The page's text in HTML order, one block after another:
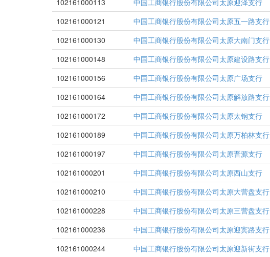
102161000113
中国工商银行股份有限公司太原迎泽支行
102161000121
中国工商银行股份有限公司太原五一路支行
102161000130
中国工商银行股份有限公司太原大南门支行
102161000148
中国工商银行股份有限公司太原建设路支行
102161000156
中国工商银行股份有限公司太原广场支行
102161000164
中国工商银行股份有限公司太原解放路支行
102161000172
中国工商银行股份有限公司太原太钢支行
102161000189
中国工商银行股份有限公司太原万柏林支行
102161000197
中国工商银行股份有限公司太原晋源支行
102161000201
中国工商银行股份有限公司太原西山支行
102161000210
中国工商银行股份有限公司太原大营盘支行
102161000228
中国工商银行股份有限公司太原三营盘支行
102161000236
中国工商银行股份有限公司太原迎宾路支行
102161000244
中国工商银行股份有限公司太原迎新街支行